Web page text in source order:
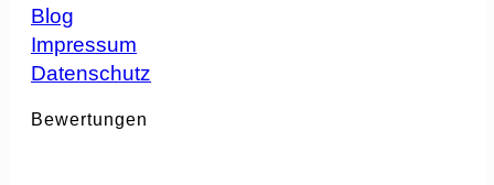
Blog
Impressum
Datenschutz
Bewertungen